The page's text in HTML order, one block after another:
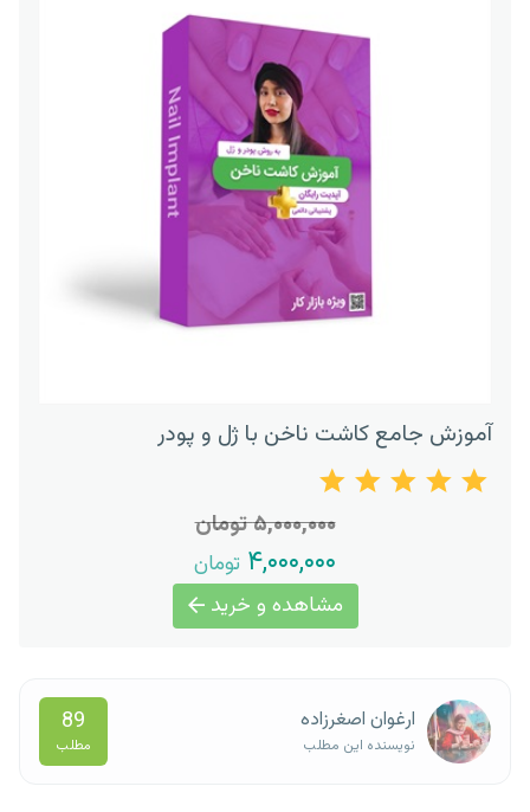
آموزش جامع کاشت ناخن با ژل و پودر
۵,۰۰۰,۰۰۰ تومان
۴,۰۰۰,۰۰۰ تومان
مشاهده و خرید
ارغوان اصغرزاده
نویسنده این مطلب
89
مطلب